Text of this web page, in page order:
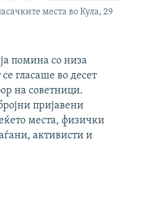
места во Кула, 29
помина со низа
гласаше во десет
на советници.
пријавени
места, физички
активисти и